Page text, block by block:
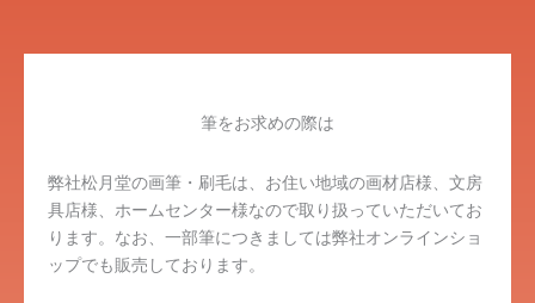
筆をお求めの際は
弊社松月堂の画筆・刷毛は、お住い地域の画材店様、文房
具店様、ホームセンター様なので取り扱っていただいてお
ります。なお、一部筆につきましては弊社オンラインショ
ップでも販売しております。